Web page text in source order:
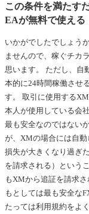
この条件を満たす
EAが無料で使える
いかがでしたでしょう
ませんので、稼ぐチカ
思います。 ただし、自
本的に24時間稼働させ
す。 取引に使用する
本人が使用している会
最も安全なのではない
が、XMの場合には自
損失が大きくなり過ぎ
を請求される）という
もXMから追証を請求
もとしては最も安全な
たっては利用規約をよ